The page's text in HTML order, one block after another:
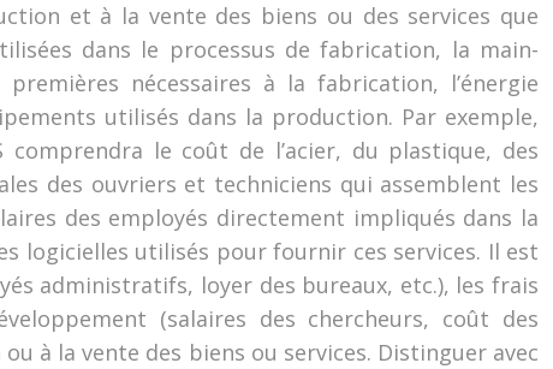
et à la vente des biens ou des services que
dans le processus de fabrication, la main-
nécessaires à la fabrication, l’énergie
utilisés dans la production. Par exemple,
le coût de l’acier, du plastique, des
des ouvriers et techniciens qui assemblent les
des employés directement impliqués dans la
logicielles utilisés pour fournir ces services. Il est
administratifs, loyer des bureaux, etc.), les frais
(salaires des chercheurs, coût des
à la vente des biens ou services. Distinguer avec